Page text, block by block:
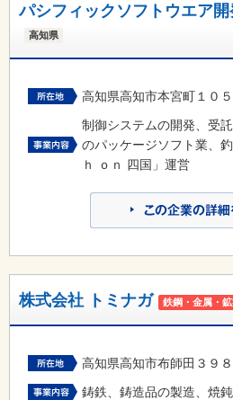
パシフィックソフトウエア
高知県
高知県高知市本宮町１０
制御システムの開発、受
のパッケージソフト業、
ｈ ｏｎ 四国」運営
株式会社 トミナガ 鉄鋼・金属・
高知県高知市布師田３９
鋳鉄、鋳造品の製造、焼